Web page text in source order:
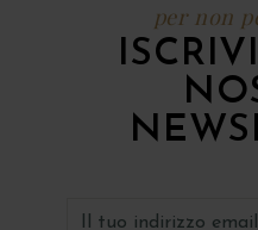
per non